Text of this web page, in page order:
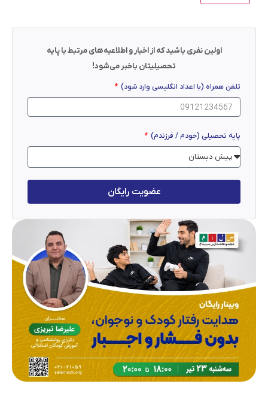
اولین نفری باشید که از اخبار و اطلاعیه‌های مرتبط با پایه
تحصیلیتان باخبر می‌شود!
تلفن همراه (با اعداد انگلیسی وارد شود)
پایه تحصیلی (خودم / فرزندم)
عضویت رایگان